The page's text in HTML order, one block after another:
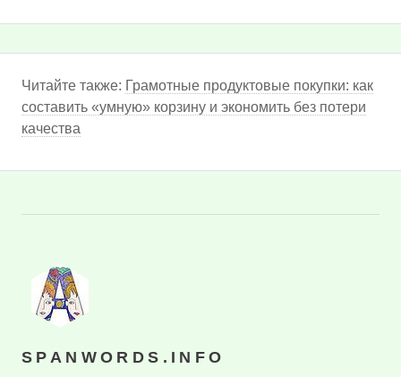
Читайте также: Грамотные продуктовые покупки: как
составить «умную» корзину и экономить без потери
качества
SPANWORDS.INFO